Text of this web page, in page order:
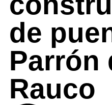
de
Parrón
Rauco